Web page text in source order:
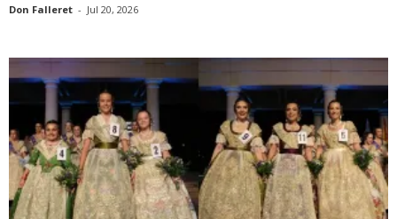
Don Falleret - Jul 20, 2026